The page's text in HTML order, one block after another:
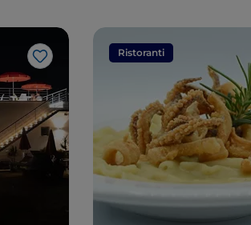
Like
Ristoranti